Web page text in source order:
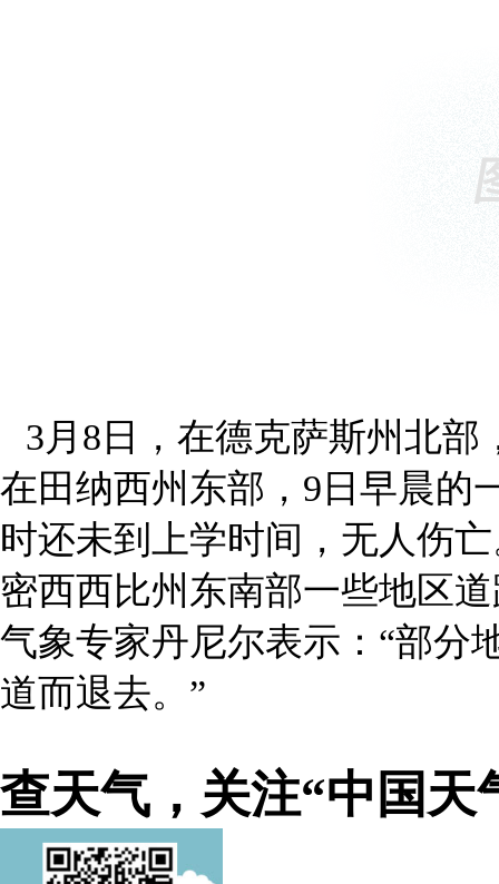
3月8日，在德克萨斯州北
在田纳西州东部，9日早晨的
时还未到上学时间，无人伤
密西西比州东南部一些地区
气象专家丹尼尔表示：“部分
道而退去。”
查天气，关注“中国天